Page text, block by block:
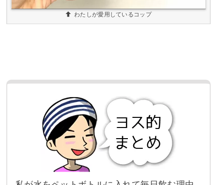
わたしが愛用しているコップ